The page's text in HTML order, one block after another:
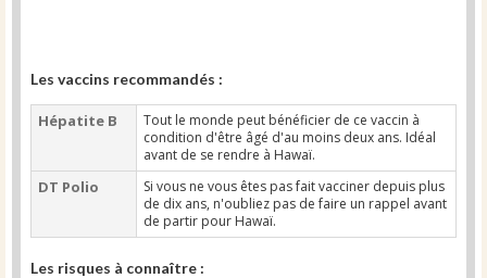
Les vaccins recommandés :
Hépatite B
Tout le monde peut bénéficier de ce vaccin à
condition d'être âgé d'au moins deux ans. Idéal
avant de se rendre à Hawaï.
DT Polio
Si vous ne vous êtes pas fait vacciner depuis plus
de dix ans, n'oubliez pas de faire un rappel avant
de partir pour Hawaï.
Les risques à connaître :